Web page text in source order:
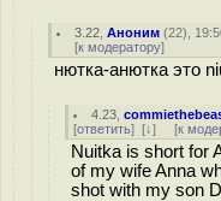
3.22 ,Аноним (22),
[к модератору]
нютка-анютка это
4.23 ,
[ответить] [↓] [к
Nuitka is short for
of my wife Anna
shot with my son